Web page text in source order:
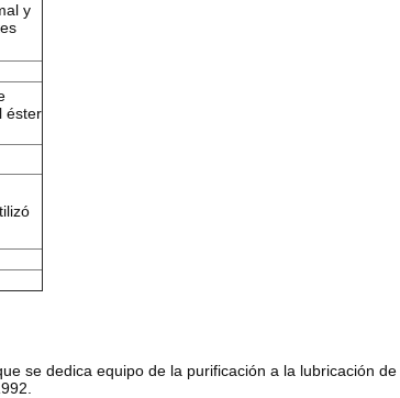
y
éster
se dedica equipo de la purificación a la lubricación